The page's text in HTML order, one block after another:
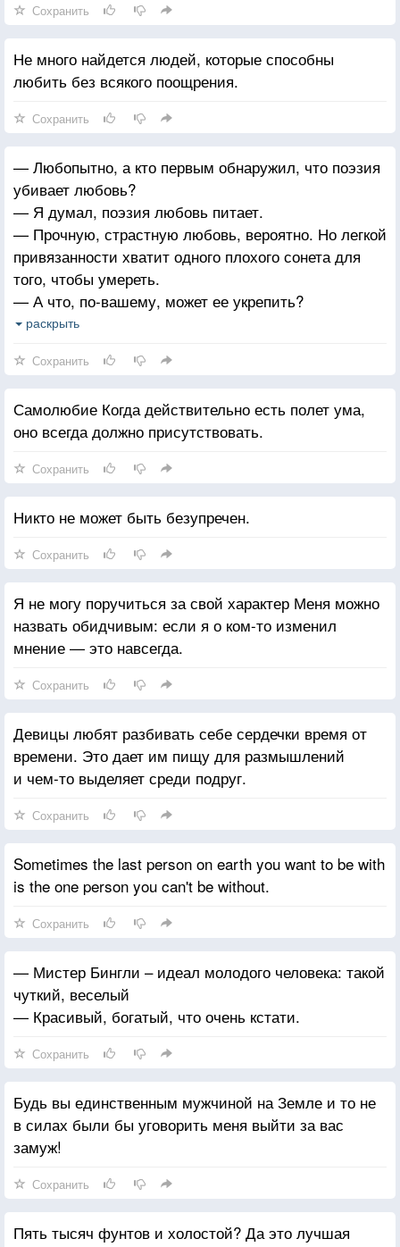
Сохранить
Не много найдется людей, которые способны
любить без всякого поощрения.
Сохранить
— Любопытно, а кто первым обнаружил, что поэзия
убивает любовь?
— Я думал, поэзия любовь питает.
— Прочную, страстную любовь, вероятно. Но легкой
привязанности хватит одного плохого сонета для
того, чтобы умереть.
— А что, по-вашему, может ее укрепить?
— Танцы. Даже пусть оба партнера почти
раскрыть
Сохранить
Самолюбие Когда действительно есть полет ума,
оно всегда должно присутствовать.
Сохранить
Никто не может быть безупречен.
Сохранить
Я не могу поручиться за свой характер Меня можно
назвать обидчивым: если я о ком-то изменил
мнение — это навсегда.
Сохранить
Девицы любят разбивать себе сердечки время от
времени. Это дает им пищу для размышлений
и чем-то выделяет среди подруг.
Сохранить
Sometimes the last person on earth you want to be with
is the one person you can't be without.
Сохранить
— Мистер Бингли – идеал молодого человека: такой
чуткий, веселый
— Красивый, богатый, что очень кстати.
Сохранить
Будь вы единственным мужчиной на Земле и то не
в силах были бы уговорить меня выйти за вас
замуж!
Сохранить
Пять тысяч фунтов и холостой? Да это лучшая